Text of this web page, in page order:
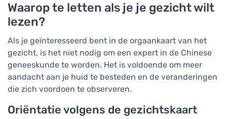
Waarop te letten als je je gezicht wilt
lezen?
Als je geïnteresseerd bent in de orgaankaart van het
gezicht, is het niet nodig om een expert in de Chinese
geneeskunde te worden. Het is voldoende om meer
aandacht aan je huid te besteden en de veranderingen
die zich voordoen te observeren.
Oriëntatie volgens de gezichtskaart